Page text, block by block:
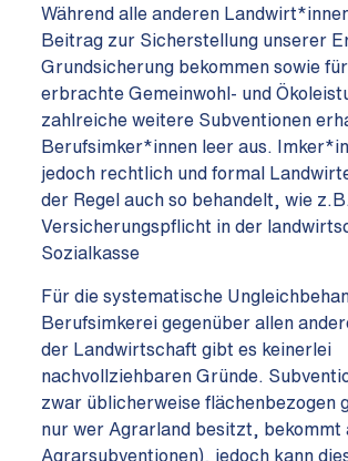
Während alle anderen
Beitrag zur Sicherstellung unserer
Grundsicherung bekommen sowie
erbrachte Gemeinwohl- und
zahlreiche weitere Subventionen
Berufsimker*innen leer aus.
jedoch rechtlich und formal
der Regel auch so behandelt, wie
Versicherungspflicht in der
Sozialkasse
Für die systematische
Berufsimkerei gegenüber allen
der Landwirtschaft gibt es keinerlei
nachvollziehbaren Gründe.
zwar üblicherweise flächenbezogen
nur wer Agrarland besitzt, bekommt
Agrarsubventionen), jedoch kann